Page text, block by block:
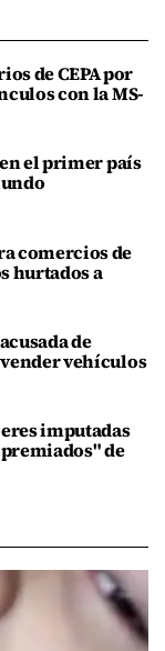
de CEPA por
con la MS-
el primer país
comercios de
hurtados a
de
vehículos
imputadas
de